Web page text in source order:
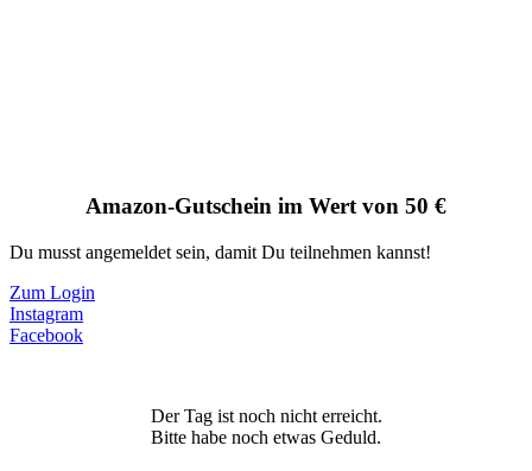
Amazon-Gutschein im Wert von 50 €
Du musst angemeldet sein, damit Du teilnehmen kannst!
Zum Login
Instagram
Facebook
Der Tag ist noch nicht erreicht.
Bitte habe noch etwas Geduld.